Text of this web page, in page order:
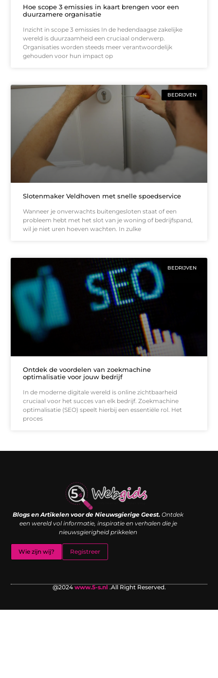
Hoe scope 3 emissies in kaart brengen voor een
duurzamere organisatie
Inzicht in scope 3 emissies In de hedendaagse zakelijke
wereld is duurzaamheid een cruciaal onderwerp.
Organisaties worden steeds meer verantwoordelijk
gehouden voor hun impact op
BEDRIJVEN
Slotenmaker Veldhoven met snelle spoedservice
Wanneer je onverwachts buitengesloten staat of een
probleem hebt met het slot van je woning of bedrijfspand,
wil je niet uren hoeven wachten. In zulke
BEDRIJVEN
Ontdek de voordelen van zoekmachine
optimalisatie voor jouw bedrijf
In de moderne digitale wereld is online zichtbaarheid
cruciaal voor het succes van elk bedrijf. Zoekmachine
optimalisatie (SEO) speelt hierbij een essentiële rol. Het
proces
Blogs en Artikelen voor de Nieuwsgierige Geest. Ontdek
een wereld vol informatie, inspiratie en verhalen die je
nieuwsgierigheid prikkelen
Wie zijn wij? Registreer
@2024www.5-s.nl .All Right Reserved.